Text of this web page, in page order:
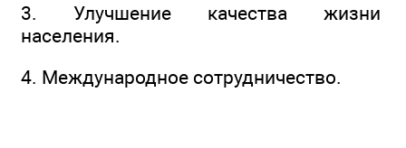
3. Улучшение качества жизни
населения.
4. Международное сотрудничество.